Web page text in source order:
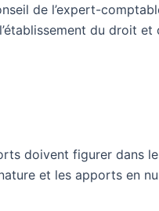
de l’expert-
du droit
doivent figurer dans
et les apports en